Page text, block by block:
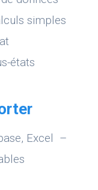
simples
états
Excel –